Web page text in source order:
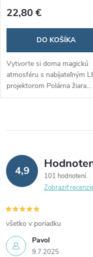
22,80 €
DO KOŠÍKA
Vytvorte si doma magickú
atmosféru s nabíjateľným
projektorom Polárna žiara
Boralamp od InnovaGoods.
16 farbách, čím simuluje
4,9
101 hodnotení
Zobraziť
Pavol
9.7.2025
všetko v poriadku